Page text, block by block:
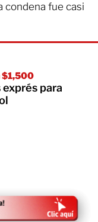
condena fue casi
$1,500
para